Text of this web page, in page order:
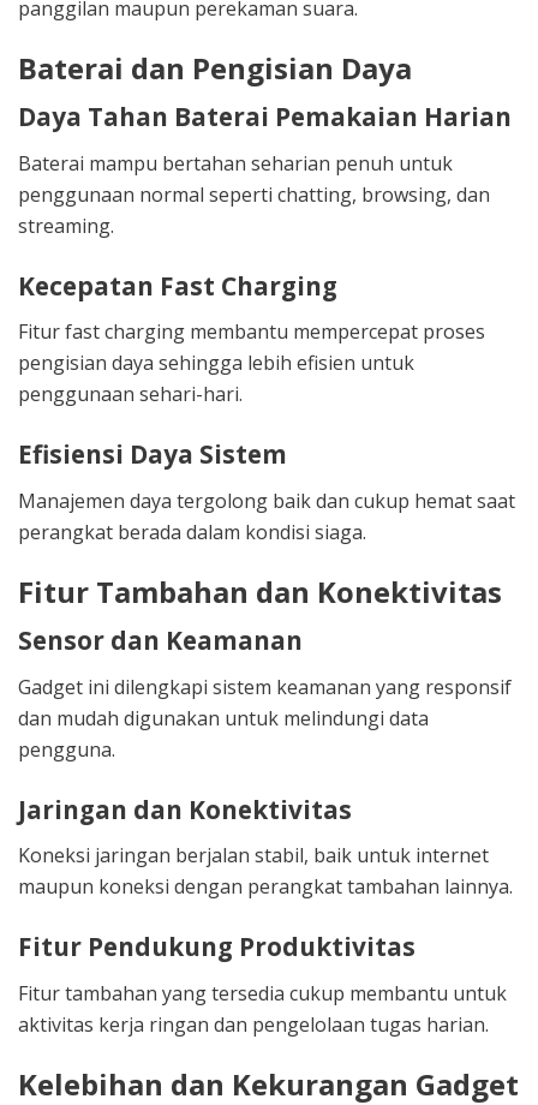
panggilan maupun perekaman suara.
Baterai dan Pengisian Daya
Daya Tahan Baterai Pemakaian Harian
Baterai mampu bertahan seharian penuh untuk
penggunaan normal seperti chatting, browsing, dan
streaming.
Kecepatan Fast Charging
Fitur fast charging membantu mempercepat proses
pengisian daya sehingga lebih efisien untuk
penggunaan sehari-hari.
Efisiensi Daya Sistem
Manajemen daya tergolong baik dan cukup hemat saat
perangkat berada dalam kondisi siaga.
Fitur Tambahan dan Konektivitas
Sensor dan Keamanan
Gadget ini dilengkapi sistem keamanan yang responsif
dan mudah digunakan untuk melindungi data
pengguna.
Jaringan dan Konektivitas
Koneksi jaringan berjalan stabil, baik untuk internet
maupun koneksi dengan perangkat tambahan lainnya.
Fitur Pendukung Produktivitas
Fitur tambahan yang tersedia cukup membantu untuk
aktivitas kerja ringan dan pengelolaan tugas harian.
Kelebihan dan Kekurangan Gadget